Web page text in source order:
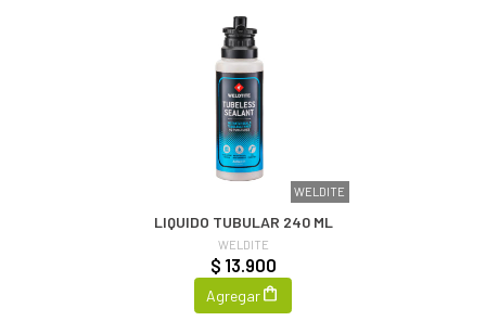
WELDITE
LIQUIDO TUBULAR 240 ML
WELDITE
$ 13.900
Agregar